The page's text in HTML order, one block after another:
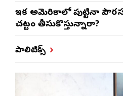
ఇక అమెరికాలో పుట్టినా
చట్టం తీసుకొస్తున్నారా?
పాలిటిక్స్